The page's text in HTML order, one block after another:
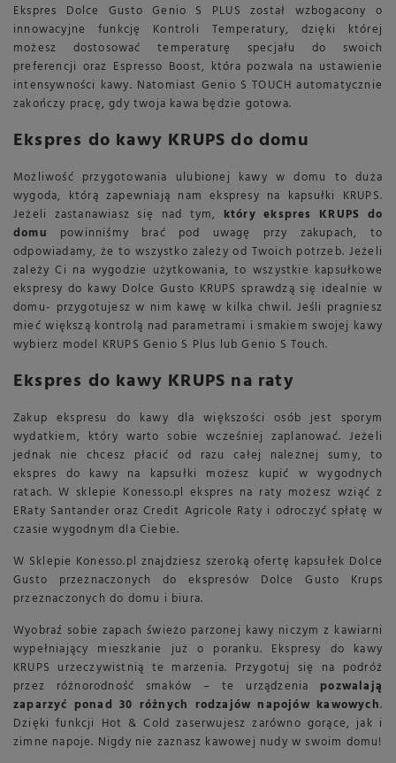
Ekspres Dolce Gusto Genio S PLUS został wzbogacony o
innowacyjne funkcję Kontroli Temperatury, dzięki której
możesz dostosować temperaturę specjału do swoich
preferencji oraz Espresso Boost, która pozwala na ustawienie
intensywności kawy. Natomiast Genio S TOUCH automatycznie
zakończy pracę, gdy twoja kawa będzie gotowa.
Ekspres do kawy KRUPS do domu
Możliwość przygotowania ulubionej kawy w domu to duża
wygoda, którą zapewniają nam ekspresy na kapsułki KRUPS.
Jeżeli zastanawiasz się nad tym, który ekspres KRUPS do
domu powinniśmy brać pod uwagę przy zakupach, to
odpowiadamy, że to wszystko zależy od Twoich potrzeb. Jeżeli
zależy Ci na wygodzie użytkowania, to wszystkie kapsułkowe
ekspresy do kawy Dolce Gusto KRUPS sprawdzą się idealnie w
domu- przygotujesz w nim kawę w kilka chwil. Jeśli pragniesz
mieć większą kontrolą nad parametrami i smakiem swojej kawy
wybierz model KRUPS Genio S Plus lub Genio S Touch.
Ekspres do kawy KRUPS na raty
Zakup ekspresu do kawy dla większości osób jest sporym
wydatkiem, który warto sobie wcześniej zaplanować. Jeżeli
jednak nie chcesz płacić od razu całej należnej sumy, to
ekspres do kawy na kapsułki możesz kupić w wygodnych
ratach. W sklepie Konesso.pl ekspres na raty możesz wziąć z
ERaty Santander oraz Credit Agricole Raty i odroczyć spłatę w
czasie wygodnym dla Ciebie.
W Sklepie Konesso.pl znajdziesz szeroką ofertę kapsułek Dolce
Gusto przeznaczonych do ekspresów Dolce Gusto Krups
przeznaczonych do domu i biura.
Wyobraź sobie zapach świeżo parzonej kawy niczym z kawiarni
wypełniający mieszkanie już o poranku. Ekspresy do kawy
KRUPS urzeczywistnią te marzenia. Przygotuj się na podróż
przez różnorodność smaków – te urządzenia pozwalają
zaparzyć ponad 30 różnych rodzajów napojów kawowych.
Dzięki funkcji Hot & Cold zaserwujesz zarówno gorące, jak i
zimne napoje. Nigdy nie zaznasz kawowej nudy w swoim domu!